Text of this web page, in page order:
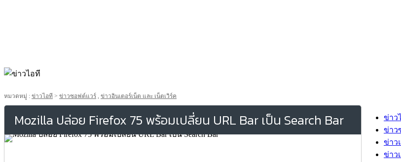
หมวดหมู่ : ข่าวไอที > ข่าวซอฟต์แวร์ , ข่าวอินเตอร์เน็ต และ เน็ตเวิร์ค
Mozilla ปล่อย Firefox 75 พร้อมเปลี่ยน URL Bar เป็น Search Bar
ข่าว
ข่าว
ข่าว
ข่าว